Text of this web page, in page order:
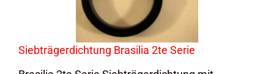
Siebträgerdichtung Brasilia 2te Serie